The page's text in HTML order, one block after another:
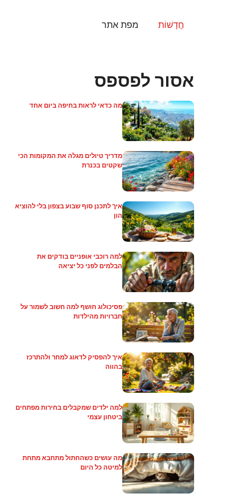
חֲדָשׁוֹת מפת אתר
אסור לפספס
מה כדאי לראות בחיפה ביום אחד
מדריך טיולים מגלה את המקומות הכי
שקטים בכנרת
איך לתכנן סוף שבוע בצפון בלי להוציא
הון
למה רוכבי אופניים בודקים את
הבלמים לפני כל יציאה
פסיכולוג חושף למה חשוב לשמור על
חברויות מהילדות
איך להפסיק לדאוג למחר ולהתרכז
בהווה
למה ילדים שמקבלים בחירות מפתחים
ביטחון עצמי
מה עושים כשהחתול מתחבא מתחת
למיטה כל היום